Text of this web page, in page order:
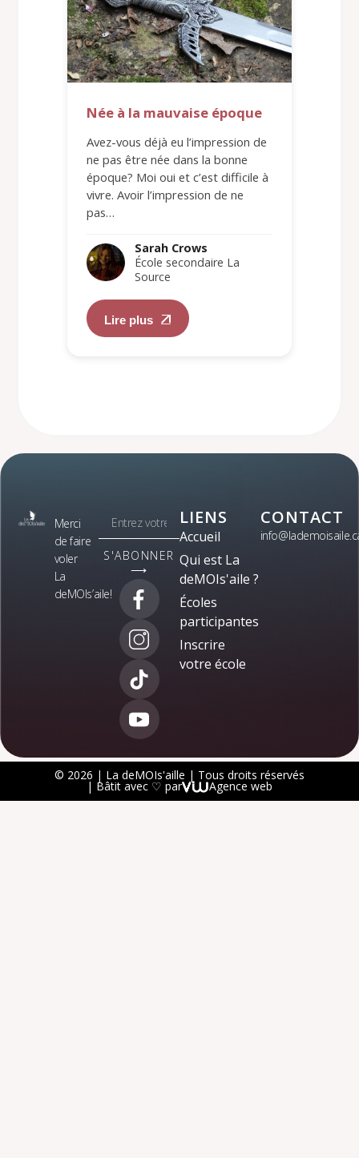
Née à la mauvaise époque
Avez-vous déjà eu l’impression de
ne pas être née dans la bonne
époque? Moi oui et c’est difficile à
vivre. Avoir l’impression de ne
pas…
Sarah Crows
École secondaire La
Source
Lire plus
Merci
de faire
voler
La
deMOIs’aile!
S'ABONNER
⟶
LIENS
Accueil
Qui est La
deMOIs'aile ?
Écoles
participantes
Inscrire
votre école
CONTACT
© 2026 | La deMOIs'aille | Tous droits réservés
| Bâtit avec ♡ par Agence web